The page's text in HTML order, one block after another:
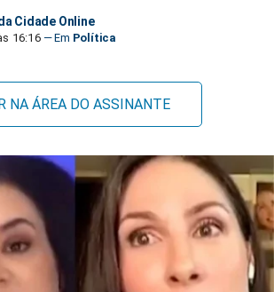
Cidade Online
16:16 Política
NA ÁREA DO ASSINANTE